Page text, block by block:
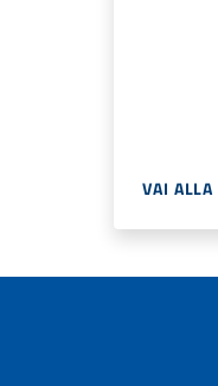
VAI